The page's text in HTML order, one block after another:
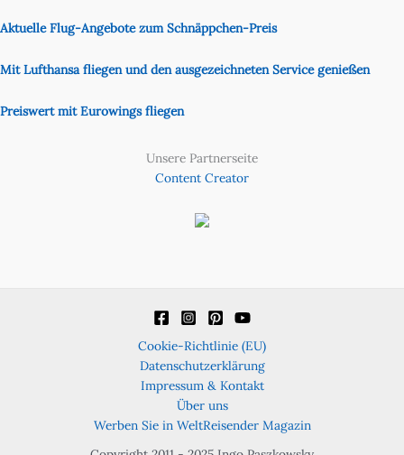
Aktuelle Flug-Angebote zum Schnäppchen-Preis
Mit Lufthansa fliegen und den ausgezeichneten Service genießen
Preiswert mit Eurowings fliegen
Unsere Partnerseite
Content Creator
Cookie-Richtlinie (EU)
Datenschutzerklärung
Impressum & Kontakt
Über uns
Werben Sie in WeltReisender Magazin